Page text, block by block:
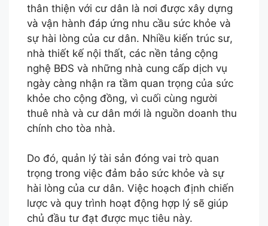
thân thiện với cư dân là nơi được xây dựng
và vận hành đáp ứng nhu cầu sức khỏe và
sự hài lòng của cư dân. Nhiều kiến trúc sư,
nhà thiết kế nội thất, các nền tảng cộng
nghệ BĐS và những nhà cung cấp dịch vụ
ngày càng nhận ra tầm quan trọng của sức
khỏe cho cộng đồng, vì cuối cùng người
thuê nhà và cư dân mới là nguồn doanh thu
chính cho tòa nhà.
Do đó, quản lý tài sản đóng vai trò quan
trọng trong việc đảm bảo sức khỏe và sự
hài lòng của cư dân. Việc hoạch định chiến
lược và quy trình hoạt động hợp lý sẽ giúp
chủ đầu tư đạt được mục tiêu này.